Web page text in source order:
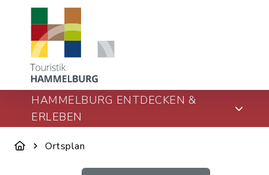
HAMMELBURG ENTDECKEN &
ERLEBEN
Ortsplan